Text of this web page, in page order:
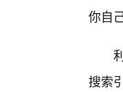
你自
搜索